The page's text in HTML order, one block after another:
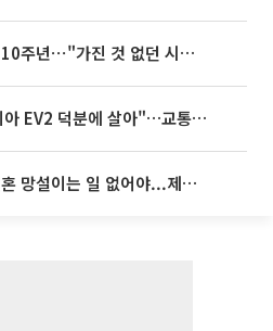
임영웅, 어느덧 데뷔 10주년⋯"가진 것 없던 시절, 내 앞엔 20명의 팬뿐"
'굿 윌 헌팅' 배우 "기아 EV2 덕분에 살아"…교통사고 후 안전성 극찬
李대통령 “청년이 결혼 망설이는 일 없어야...제도상 불이익 조사”